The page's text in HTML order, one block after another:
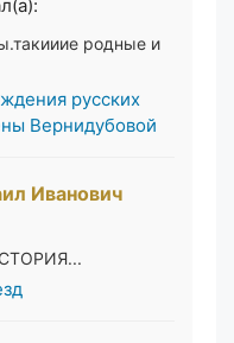
родные и
русских
Вернидубовой
Иванович